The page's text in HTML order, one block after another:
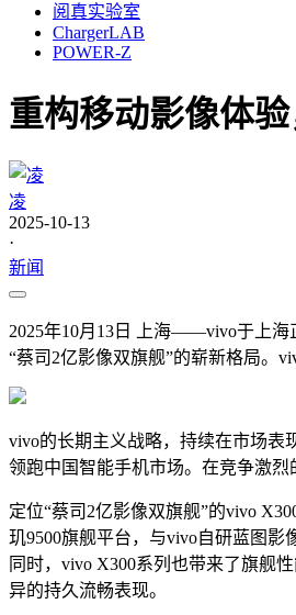
阅真实验室
ChargerLAB
POWER-Z
重构移动影像体
凌
2025-10-13
·
新闻
2025年10月13日 上海——vivo于上海
“蔡司2亿影像双旗舰”的崭新格局。
vivo的长期主义战略，持续在市场表
领跑中国智能手机市场。在竞争激烈
定位“蔡司2亿影像双旗舰”的vivo
玑9500旗舰平台，与vivo自研蓝图
同时，vivo X300系列也带来了旗舰
异的持久流畅表现。